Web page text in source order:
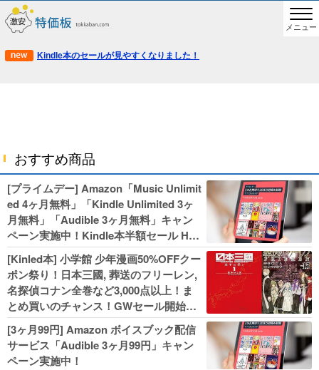
メニュー
Kindle本のセールが見やすくなりました！
おすすめ商品
[プライムデー] Amazon「Music Unlimit
ed 4ヶ月無料」「Kindle Unlimited 3ヶ
月無料」「Audible 3ヶ月無料」キャン
ペーン実施中！Kindle本半額セール HU
NTER×HUNTERなど集英社、無職転生,
幼女戦記などKADOKAWA、キャプテン
翼100円セールも！
[Kinled本] 小学館 少年漫画50%OFFクー
ポン祭り！日本三國, 葬送のフリーレン,
名探偵コナン全巻など3,000点以上！ま
とめ買いのチャンス！GWセール開始！
人気コミック多数 カドカワ祭やIT関連本
がセールに！
[3ヶ月99円] Amazon ボイスブック配信
サービス「Audible 3ヶ月99円」キャン
ペーン実施中！